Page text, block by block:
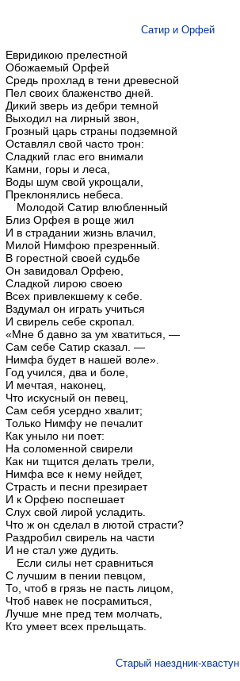
Сатир и Орфей
Евридикою прелестной
Обожаемый Орфей
Средь прохлад в тени древесной
Пел своих блаженство дней.
Дикий зверь из дебри темной
Выходил на лирный звон,
Грозный царь страны подземной
Оставлял свой часто трон:
Сладкий глас его внимали
Камни, горы и леса,
Воды шум свой укрощали,
Преклонялись небеса.
Молодой Сатир влюбленный
Близ Орфея в роще жил
И в страдании жизнь влачил,
Милой Нимфою презренный.
В горестной своей судьбе
Он завидовал Орфею,
Сладкой лирою своею
Всех привлекшему к себе.
Вздумал он играть учиться
И свирель себе скропал.
«Мне б давно за ум хватиться, —
Сам себе Сатир сказал. —
Нимфа будет в нашей воле».
Год учился, два и боле,
И мечтая, наконец,
Что искусный он певец,
Сам себя усердно хвалит;
Только Нимфу не печалит
Как уныло ни поет:
На соломенной свирели
Как ни тщится делать трели,
Нимфа все к нему нейдет,
Страсть и песни презирает
И к Орфею поспешает
Слух свой лирой усладить.
Что ж он сделал в лютой страсти?
Раздробил свирель на части
И не стал уже дудить.
Если силы нет сравниться
С лучшим в пении певцом,
То, чтоб в грязь не пасть лицом,
Чтоб навек не посрамиться,
Лучше мне пред тем молчать,
Кто умеет всех прельщать.
Старый наездник-хвастун